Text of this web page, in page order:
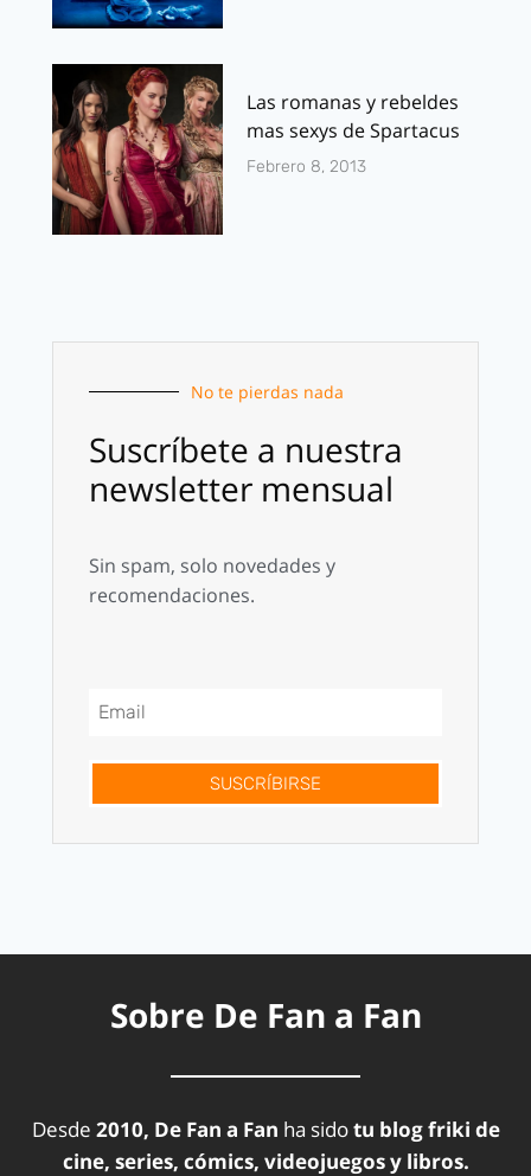
Las romanas y rebeldes
mas sexys de Spartacus
Febrero 8, 2013
No te pierdas nada
Suscríbete a nuestra
newsletter mensual
Sin spam, solo novedades y
recomendaciones.
SUSCRÍBIRSE
Sobre De Fan a Fan
Desde 2010, De Fan a Fan ha sidotu blog friki de
cine, series, cómics, videojuegos y libros.